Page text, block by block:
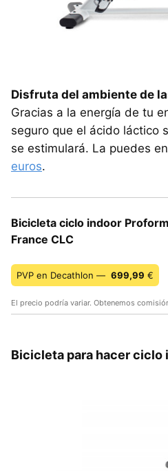
Disfruta del ambiente de
Gracias a la energía de tu
seguro que el ácido láctico
se estimulará. La puedes
euros.
Bicicleta ciclo indoor
France CLC
PVP en Decathlon — 699,99 €
El precio podría variar. Obtenemos
Bicicleta para hacer ciclo